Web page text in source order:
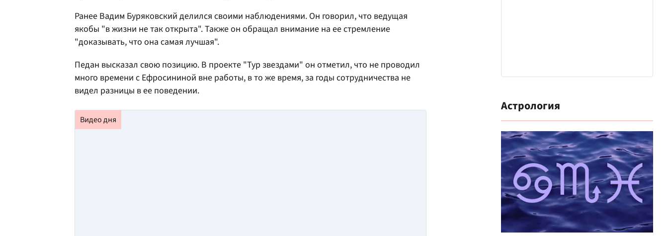
Ранее Вадим Буряковский делился своими наблюдениями. Он говорил, что ведущая
якобы "в жизни не так открыта". Также он обращал внимание на ее стремление
"доказывать, что она самая лучшая".
Педан высказал свою позицию. В проекте "Тур звездами" он отметил, что не проводил
много времени с Ефросининой вне работы, в то же время, за годы сотрудничества не
видел разницы в ее поведении.
Астрология